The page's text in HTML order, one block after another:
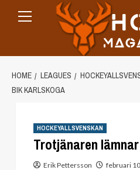
Menu
HOME LEAGUES
BIK KARLSKOGA
HOCKEYALLSVENSKAN
Trotjänaren
Erik Pettersson februari